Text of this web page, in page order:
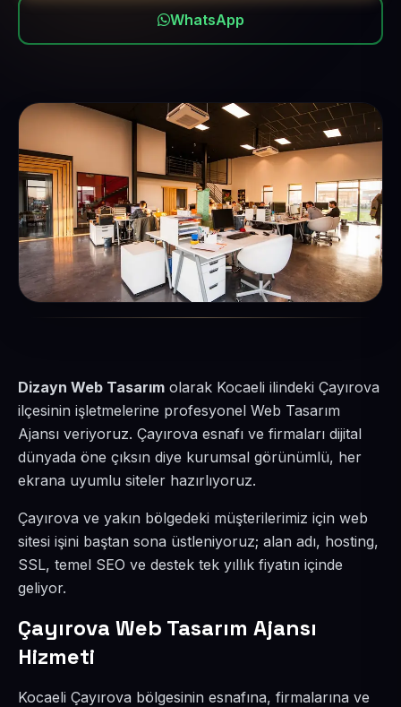
WhatsApp
Dizayn Web Tasarım olarak Kocaeli ilindeki Çayırova
ilçesinin işletmelerine profesyonel Web Tasarım
Ajansı veriyoruz. Çayırova esnafı ve firmaları dijital
dünyada öne çıksın diye kurumsal görünümlü, her
ekrana uyumlu siteler hazırlıyoruz.
Çayırova ve yakın bölgedeki müşterilerimiz için web
sitesi işini baştan sona üstleniyoruz; alan adı, hosting,
SSL, temel SEO ve destek tek yıllık fiyatın içinde
geliyor.
Çayırova Web Tasarım Ajansı
Hizmeti
Kocaeli Çayırova bölgesinin esnafına, firmalarına ve